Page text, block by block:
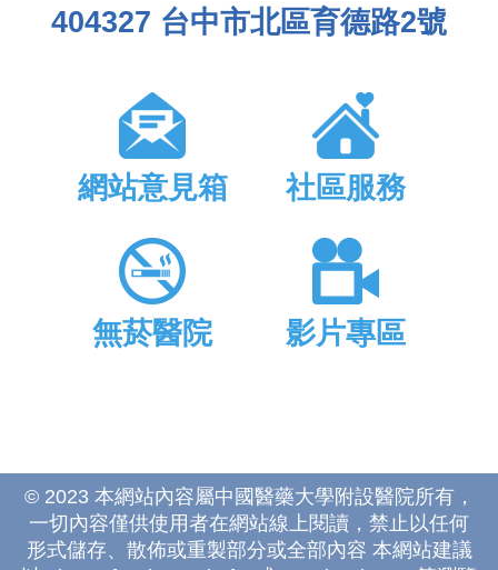
404327 台中市北區育德路2號
網站意見箱 社區服務
無菸醫院 影片專區
© 2023 本網站內容屬中國醫藥大學附設醫院所有，
一切內容僅供使用者在網站線上閱讀，禁止以任何
形式儲存、散佈或重製部分或全部內容 本網站建議